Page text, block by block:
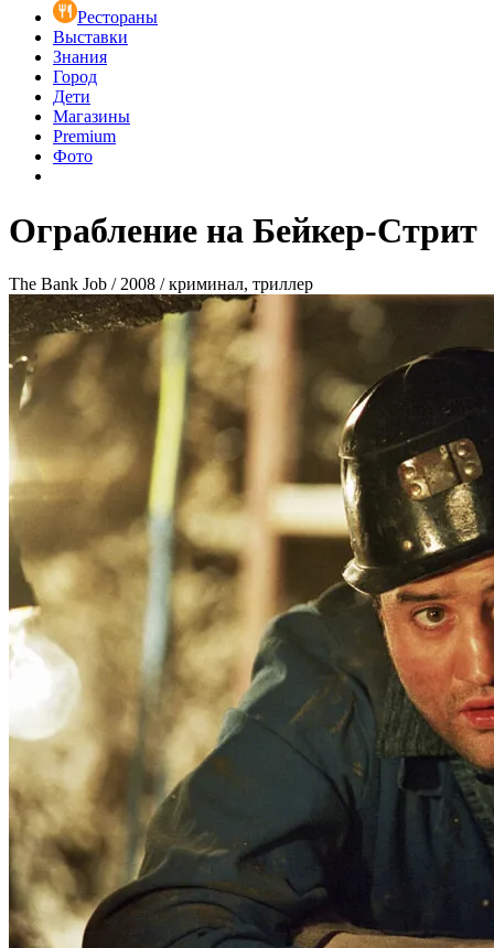
Рестораны
Выставки
Знания
Город
Дети
Магазины
Premium
Фото
Ограбление на Бейкер-Стрит
The Bank Job / 2008 / криминал, триллер